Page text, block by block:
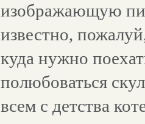
изображающую
известно,
куда нужно
полюбоваться
всем с детства